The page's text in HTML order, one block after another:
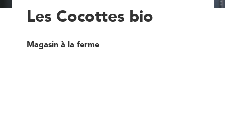
Les Cocottes bio
Magasin à la ferme